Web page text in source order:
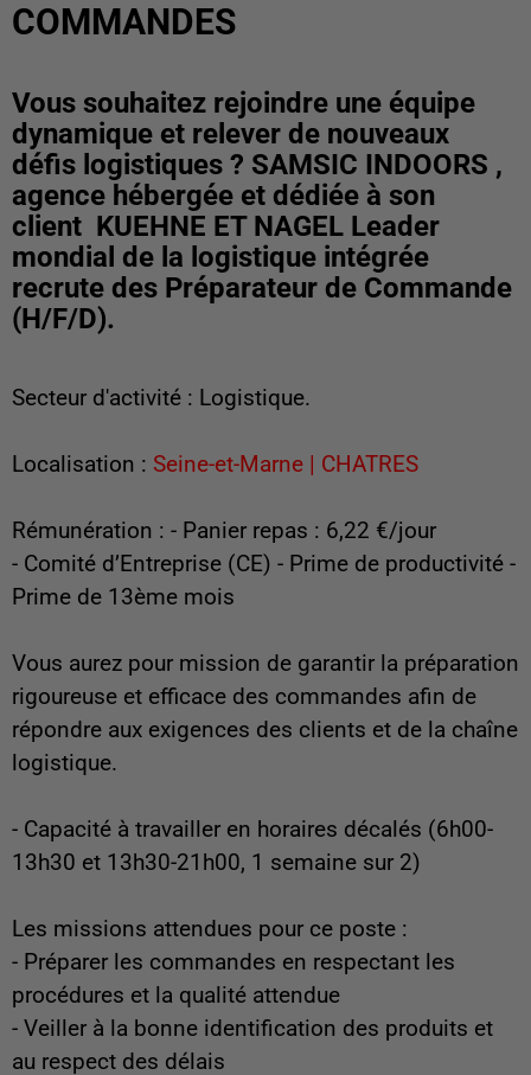
COMMANDES
Vous souhaitez rejoindre une équipe
dynamique et relever de nouveaux
défis logistiques ? SAMSIC INDOORS ,
agence hébergée et dédiée à son
client KUEHNE ET NAGEL Leader
mondial de la logistique intégrée
recrute des Préparateur de Commande
(H/F/D).
Secteur d'activité : Logistique.
Localisation : Seine-et-Marne | CHATRES
Rémunération : - Panier repas : 6,22 €/jour
- Comité d’Entreprise (CE) - Prime de productivité -
Prime de 13ème mois
Vous aurez pour mission de garantir la préparation
rigoureuse et efficace des commandes afin de
répondre aux exigences des clients et de la chaîne
logistique.
- Capacité à travailler en horaires décalés (6h00-
13h30 et 13h30-21h00, 1 semaine sur 2)
Les missions attendues pour ce poste :
- Préparer les commandes en respectant les
procédures et la qualité attendue
- Veiller à la bonne identification des produits et
au respect des délais